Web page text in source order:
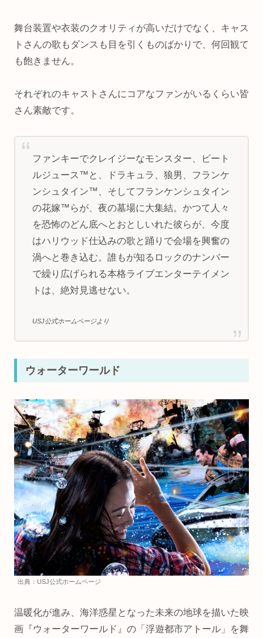
舞台装置や衣装のクオリティが高いだけでなく、キャス
トさんの歌もダンスも目を引くものばかりで、何回観て
も飽きません。
それぞれのキャストさんにコアなファンがいるくらい皆
さん素敵です。
ファンキーでクレイジーなモンスター、ビート
ルジュース™と、ドラキュラ、狼男、フランケ
ンシュタイン™、そしてフランケンシュタイン
の花嫁™らが、夜の墓場に大集結。かつて人々
を恐怖のどん底へとおとしいれた彼らが、今度
はハリウッド仕込みの歌と踊りで会場を興奮の
渦へと巻き込む。誰もが知るロックのナンバー
で繰り広げられる本格ライブエンターテイメン
トは、絶対見逃せない。
USJ公式ホームページより
ウォーターワールド
出典：USJ公式ホームページ
温暖化が進み、海洋惑星となった未来の地球を描いた映
画『ウォーターワールド』の「浮遊都市アトール」を舞